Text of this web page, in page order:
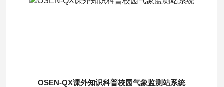
OSEN-QX课外知识科普校园气象监测站系统